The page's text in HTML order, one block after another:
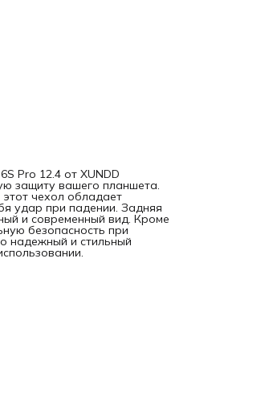
Pro 12.4 от XUNDD
защиту вашего планшета.
чехол обладает
удар при падении. Задняя
и современный вид. Кроме
безопасность при
надежный и стильный